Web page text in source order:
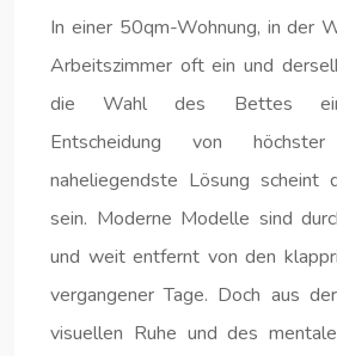
In einer 50qm-Wohnung, in der
Arbeitszimmer oft ein und
die Wahl des Bettes
Entscheidung von
naheliegendste Lösung scheint
sein. Moderne Modelle sind
und weit entfernt von den
vergangener Tage. Doch aus
visuellen Ruhe und des